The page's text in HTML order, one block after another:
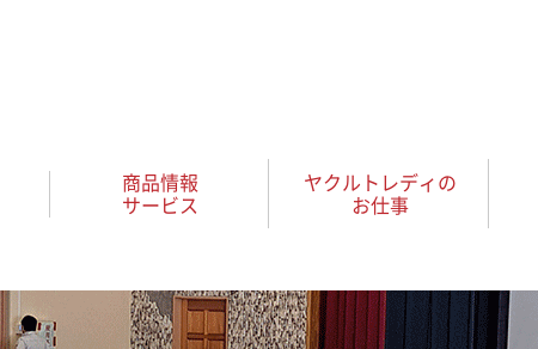
商品情報
サービス
ヤクルトレディの
お仕事